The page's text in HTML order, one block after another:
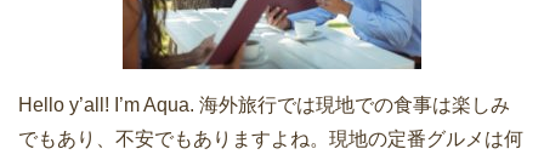
Hello y’all! I’m Aqua. 海外旅行では現地での食事は楽しみ
でもあり、不安でもありますよね。現地の定番グルメは何